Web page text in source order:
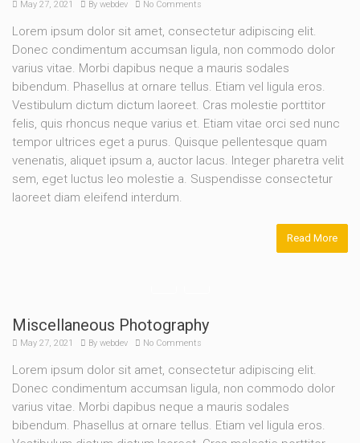
May 27, 2021 By webdev No Comments
Lorem ipsum dolor sit amet, consectetur adipiscing elit.
Donec condimentum accumsan ligula, non commodo dolor
varius vitae. Morbi dapibus neque a mauris sodales
bibendum. Phasellus at ornare tellus. Etiam vel ligula eros.
Vestibulum dictum dictum laoreet. Cras molestie porttitor
felis, quis rhoncus neque varius et. Etiam vitae orci sed nunc
tempor ultrices eget a purus. Quisque pellentesque quam
venenatis, aliquet ipsum a, auctor lacus. Integer pharetra velit
sem, eget luctus leo molestie a. Suspendisse consectetur
laoreet diam eleifend interdum.
Read More
Miscellaneous Photography
May 27, 2021 By webdev No Comments
Lorem ipsum dolor sit amet, consectetur adipiscing elit.
Donec condimentum accumsan ligula, non commodo dolor
varius vitae. Morbi dapibus neque a mauris sodales
bibendum. Phasellus at ornare tellus. Etiam vel ligula eros.